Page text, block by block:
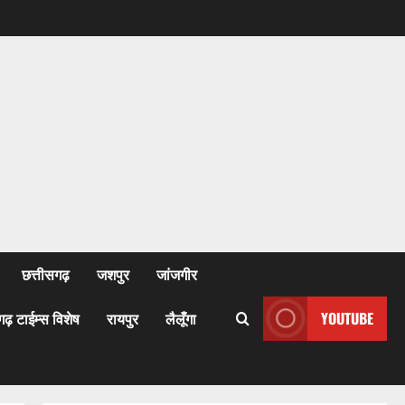
छत्तीसगढ़ जशपुर जांजगीर
टाईम्स विशेष रायपुर लैलूँगा YOUTUBE